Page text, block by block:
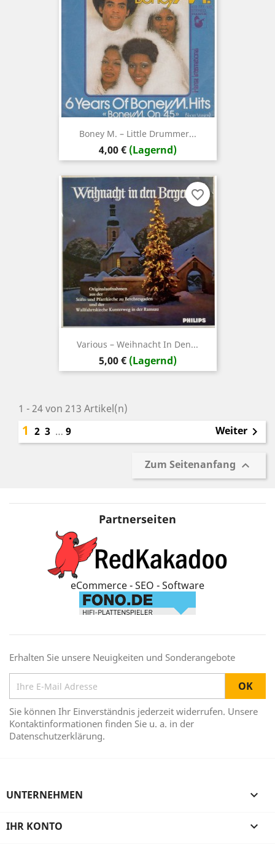
Boney M. – Little Drummer...
Preis
4,00 € (Lagernd)
Various – Weihnacht In Den...
Preis
5,00 € (Lagernd)
favorite_border
1 - 24 von 213 Artikel(n)
1 2 3 … 9 Weiter 
Zum Seitenanfang 
Partnerseiten
eCommerce - SEO - Software
Erhalten Sie unsere Neuigkeiten und Sonderangebote
Sie können Ihr Einverständnis jederzeit widerrufen. Unsere
Kontaktinformationen finden Sie u. a. in der
Datenschutzerklärung.
UNTERNEHMEN 
IHR KONTO 